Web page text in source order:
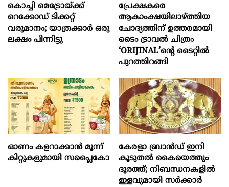
കൊച്ചി മെട്രോയ്ക്ക്
റെക്കോഡ് ടിക്കറ്റ്
വരുമാനം; യാത്രക്കാർ ഒരു
ലക്ഷം പിന്നിട്ടു
പ്രേക്ഷകരെ
ആകാംക്ഷയിലാഴ്ത്തിയ
ചോദ്യത്തിന് ഉത്തരമായി
ടൈം ട്രാവൽ ചിത്രം
‘ORIJINAL’ന്റെ ടൈറ്റിൽ
പുറത്തിറങ്ങി
ഓണം കളറാക്കാന്‍ മൂന്ന്
കിറ്റുകളുമായി സപ്ലൈകോ
കേരളാ ബ്രാൻഡ് ഇനി
കൂടുതൽ കൈയെത്തും
ദൂരത്ത്; നിബന്ധനകളിൽ
ഇളവുമായി സർക്കാർ